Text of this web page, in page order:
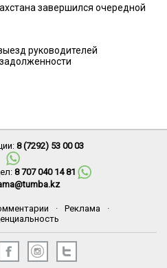
завершился очередной
руководителей
8 (7292) 53 00 03
8 707 040 14 81
· Реклама
·